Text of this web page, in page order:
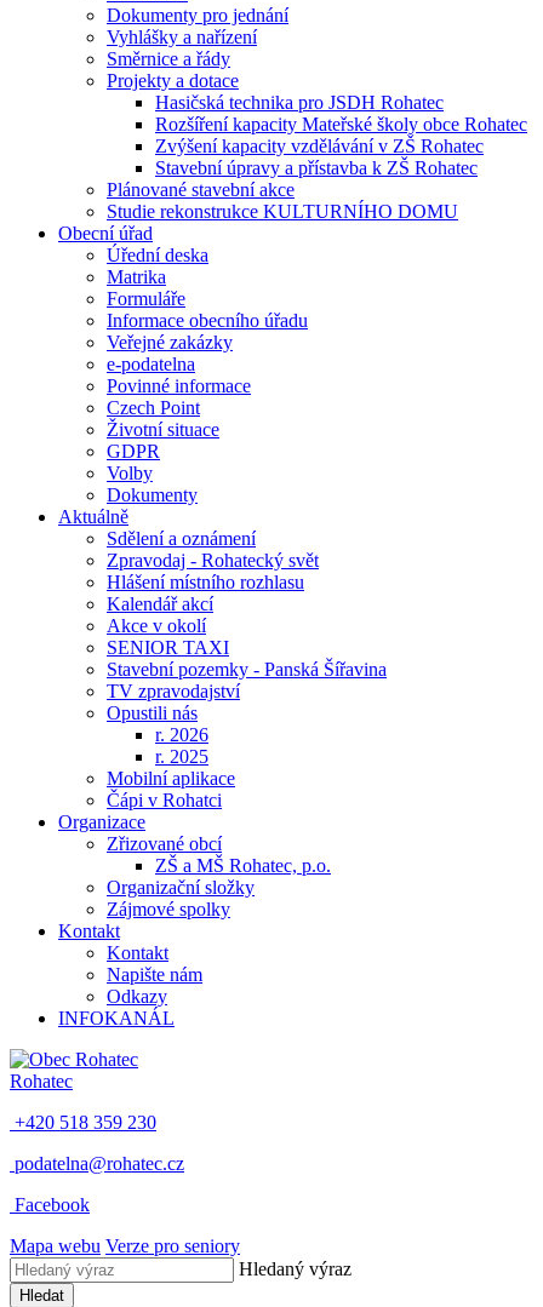
Dokumenty pro jednání
Vyhlášky a nařízení
Směrnice a řády
Projekty a dotace
Hasičská technika pro JSDH Rohatec
Rozšíření kapacity Mateřské školy obce Rohatec
Zvýšení kapacity vzdělávání v ZŠ Rohatec
Stavební úpravy a přístavba k ZŠ Rohatec
Plánované stavební akce
Studie rekonstrukce KULTURNÍHO DOMU
Obecní úřad
Úřední deska
Matrika
Formuláře
Informace obecního úřadu
Veřejné zakázky
e-podatelna
Povinné informace
Czech Point
Životní situace
GDPR
Volby
Dokumenty
Aktuálně
Sdělení a oznámení
Zpravodaj - Rohatecký svět
Hlášení místního rozhlasu
Kalendář akcí
Akce v okolí
SENIOR TAXI
Stavební pozemky - Panská Šířavina
TV zpravodajství
Opustili nás
r. 2026
r. 2025
Mobilní aplikace
Čápi v Rohatci
Organizace
Zřizované obcí
ZŠ a MŠ Rohatec, p.o.
Organizační složky
Zájmové spolky
Kontakt
Kontakt
Napište nám
Odkazy
INFOKANÁL
Rohatec
+420 518 359 230
podatelna@rohatec.cz
Facebook
Mapa webu Verze pro seniory
Hledaný výraz
Hledat